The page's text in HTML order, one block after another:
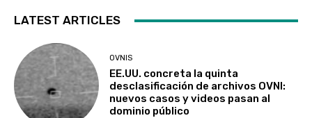
LATEST ARTICLES
OVNIS
EE.UU. concreta la quinta
desclasificación de archivos OVNI:
nuevos casos y videos pasan al
dominio público